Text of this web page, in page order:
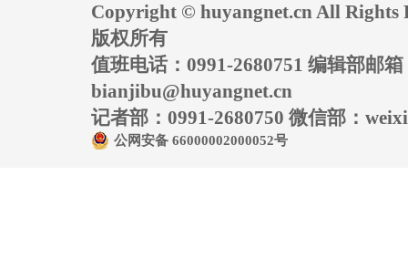
Copyright © huyangnet.cn All Rights
版权所有
值班电话：0991-2680751 编辑部邮箱
bianjibu@huyangnet.cn
记者部：0991-2680750 微信部：
公网安备 66000002000052号